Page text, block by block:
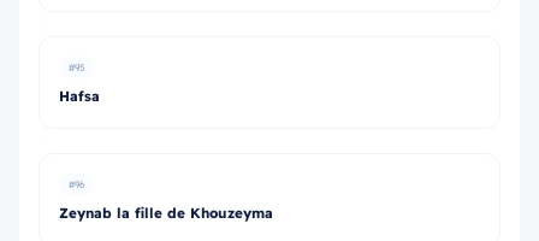
#95
Hafsa
#96
Zeynab la fille de Khouzeyma